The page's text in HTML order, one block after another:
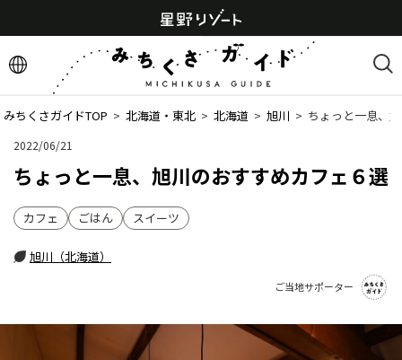
みちくさガイドTOP > 北海道・東北 > 北海道 > 旭川 > ちょっと一息、
2022/06/21
ちょっと一息、旭川のおすすめカフェ６選
カフェ ごはん スイーツ
旭川（北海道）
ご当地サポーター